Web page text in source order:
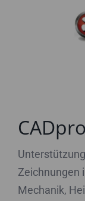
Zeichnungen
Mechanik,